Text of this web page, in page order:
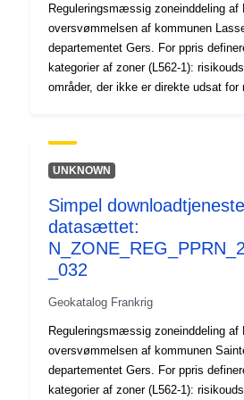
Reguleringsmæssig zoneinddeling af
oversvømmelsen af kommunen
departementet Gers. For ppris
kategorier af zoner (L562-1):
områder, der ikke er direkte udsat for
omfattet af en retsforlig, der kan
Forordningerne skelner generelt
områder", hvor fareniveauet er højt,
byggeforbuddet 2- "foreskrevne
zoner", hvor fareniveauet er
projekterne er underlagt krav, der er
pågældende udstedelsestype 3
direkte udsat for risici, men hvor
anlægsarbejder, bygge- og
landbrug, skovbrug, håndværk,
forværre risici eller forårsage nye
forbud eller krav (jf. artikel L562-1 i
UNKNOWN
Simpel
datasættet:
_032
Geokatalog Frankrig
Reguleringsmæssig zoneinddeling af
oversvømmelsen af kommunen
departementet Gers. For ppris
kategorier af zoner (L562-1):